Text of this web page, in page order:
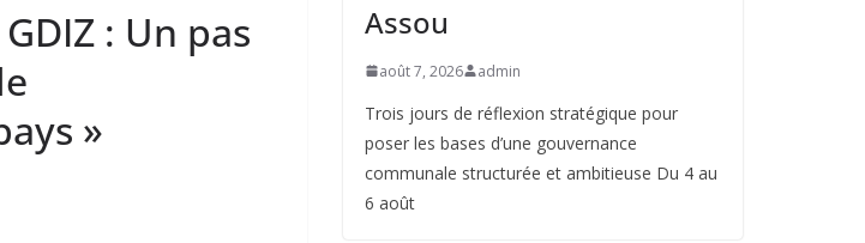
: Un pas
»
Assou
août 7, 2026 admin
Trois jours de réflexion stratégique pour
poser les bases d’une gouvernance
communale structurée et ambitieuse Du 4 au
6 août